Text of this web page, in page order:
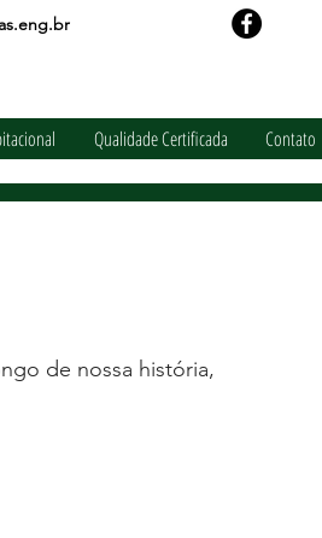
Qualidade Certificada Contato
de nossa história,